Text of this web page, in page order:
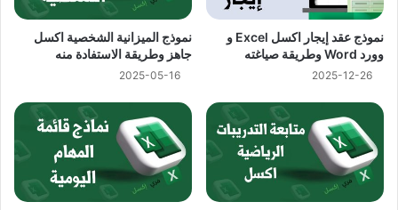
نموذج عقد إيجار اكسل Excel و
وورد Word وطريقة صياغته
2025-12-26
نموذج الميزانية الشخصية اكسل
جاهز وطريقة الاستفادة منه
2025-05-16